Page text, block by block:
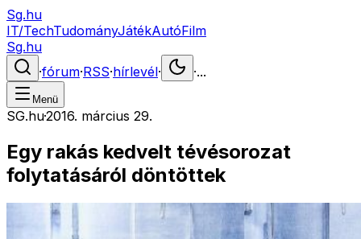
Sg.hu
IT/TechTudományJátékAutóFilm
Sg.hu
·fórum·RSS·hírlevél· ·...
Menü
SG.hu·2016. március 29.
Egy rakás kedvelt tévésorozat
folytatásáról döntöttek